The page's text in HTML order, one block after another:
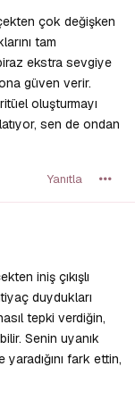
çok değişken
tam
ekstra sevgiye
güven verir.
oluşturmayı
sen de ondan
Yanıtla
iniş çıkışlı
duydukları
tepki verdiğin,
Senin uyanık
fark ettin,